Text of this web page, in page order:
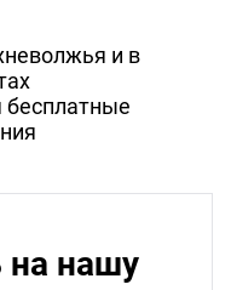
и в
на нашу